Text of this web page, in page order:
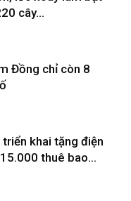
cây...
Đồng chỉ còn 8
khai tặng điện
thuê bao...